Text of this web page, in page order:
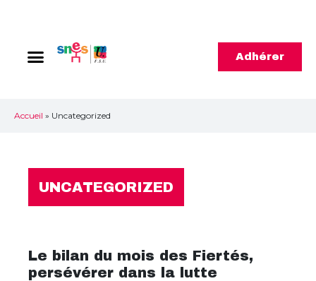
Adhérer
Accueil » Uncategorized
UNCATEGORIZED
Le bilan du mois des Fiertés,
persévérer dans la lutte